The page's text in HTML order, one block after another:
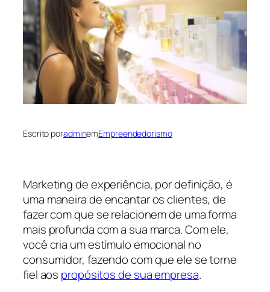
Escrito poradminemEmpreendedorismo
Marketing de experiência, por definição, é
uma maneira de encantar os clientes, de
fazer com que se relacionem de uma forma
mais profunda com a sua marca. Com ele,
você cria um estímulo emocional no
consumidor, fazendo com que ele se torne
fiel aos propósitos de sua empresa.